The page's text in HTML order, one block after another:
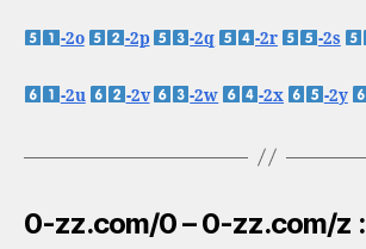
-2o -2p -2q -2r -2s
-2u -2v -2w -2x -2y
0-zz.com/0 – 0-zz.com/z :